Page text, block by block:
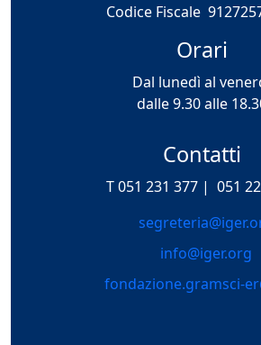
Codice Fiscale
Orari
Dal lunedì al
dalle 9.30 alle
Contatti
T 051 231 377 | 051
info@iger.org
fondazione.gramsci-